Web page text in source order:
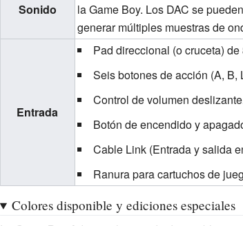
Sonido
la Game Boy. Los DAC se
generar múltiples muestras de
Entrada
Pad direccional (o cruceta)
Seis botones de acción (A, B,
Control de volumen
Botón de encendido y
Cable Link (Entrada y salida
Ranura para cartuchos de
Colores disponible y ediciones especiales